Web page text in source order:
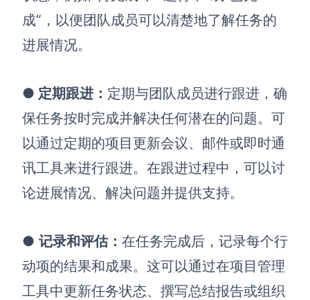
成”，以便团队成员可以清楚地了解任务的
进展情况。
● 定期跟进 ： 定期与团队成员进行跟进，确
保任务按时完成并解决任何潜在的问题。可
以通过定期的项目更新会议、邮件或即时通
讯工具来进行跟进。在跟进过程中，可以讨
论进展情况、解决问题并提供支持。
● 记录和评估： 在任务完成后，记录每个行
动项的结果和成果。这可以通过在项目管理
工具中更新任务状态、撰写总结报告或组织